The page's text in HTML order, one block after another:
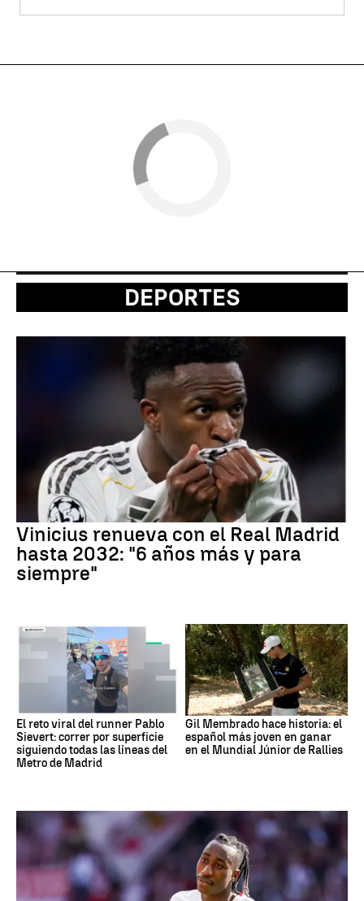
DEPORTES
Vinicius renueva con el Real Madrid
hasta 2032: "6 años más y para
siempre"
El reto viral del runner Pablo
Sievert: correr por superficie
siguiendo todas las líneas del
Metro de Madrid
Gil Membrado hace historia: el
español más joven en ganar
en el Mundial Júnior de Rallies